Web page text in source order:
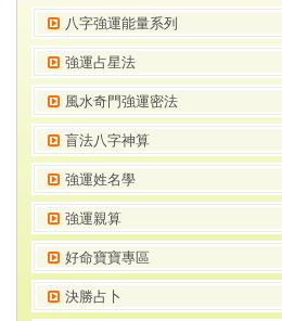
八字強運能量系列
強運占星法
風水奇門強運密法
盲法八字神算
強運姓名學
強運親算
好命寶寶專區
決勝占卜